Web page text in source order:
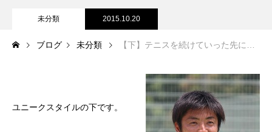
ブログ
アクセス
会員専用ページ
ブログ アクセス
未分類 2015.10.20
ブログ 未分類 【下】テニスを続けていった先には、どんな道があるのだろうか？
ユニークスタイルの下です。